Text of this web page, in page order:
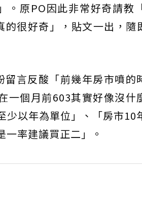
。原PO因此非常好奇請教
很好奇」，貼文一出，隨
言反酸「前幾年房市噴的
一個月前603其實好像沒什
以年為單位」、「房市10
率建議買正二」。